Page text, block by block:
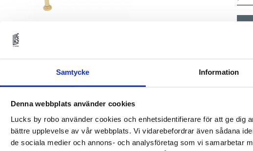
Samtycke Information
Denna webbplats använder cookies
Lucks by robo använder cookies och enhetsidentifierare för att ge dig
bättre upplevelse av vår webbplats. Vi vidarebefordrar även sådana
de sociala medier och annons- och analysföretag som vi samarbetar